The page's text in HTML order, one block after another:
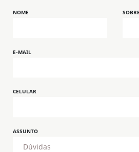
NOME
E-MAIL
CELULAR
ASSUNTO